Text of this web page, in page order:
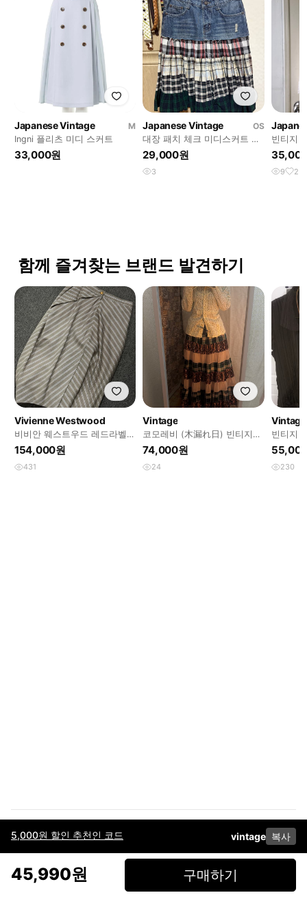
5,000원 할인 추천인 코드 vintage 복사
45,990원 구매하기
Japanese Vintage
M
Ingni 플리츠 미디 스커트
33,000원
Japanese Vintage
OS
대장 패치 체크 미디스커트 데
님 모리 하구미
29,000원
3
빈티지
9 2
함께 즐겨찾는 브랜드 발견하기
Vivienne Westwood
비비안 웨스트우드 레드라벨
14fw 언발 드레이프 스트라이
프 울 스커트
154,000원
431
Vintage
코모레비 (木漏れ日) 빈티지
코디
74,000원
24
Vintage
빈티지
걸 히피
거진 카
230
이용약관고객센터판매개인정보 처리방침사업자 정보다운로드
페이스북